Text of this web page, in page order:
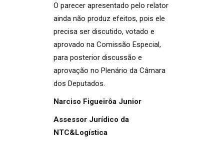
O parecer apresentado pelo relator
ainda não produz efeitos, pois ele
precisa ser discutido, votado e
aprovado na Comissão Especial,
para posterior discussão e
aprovação no Plenário da Câmara
dos Deputados.
Narciso Figueirôa Junior
Assessor Jurídico da
NTC&Logística